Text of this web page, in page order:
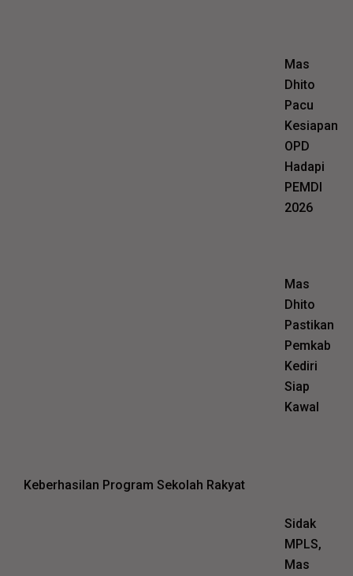
Mas
Dhito
Pacu
Kesiapan
OPD
Hadapi
PEMDI
2026
Mas
Dhito
Pastikan
Pemkab
Kediri
Siap
Kawal
Keberhasilan Program Sekolah Rakyat
Sidak
MPLS,
Mas